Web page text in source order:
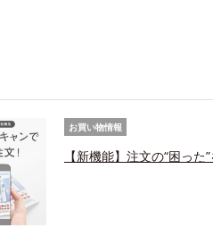
お買い物情報
【新機能】注文の“困っ